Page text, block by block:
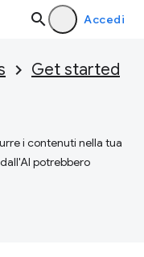
Accedi
Get started
i contenuti nella tua
potrebbero